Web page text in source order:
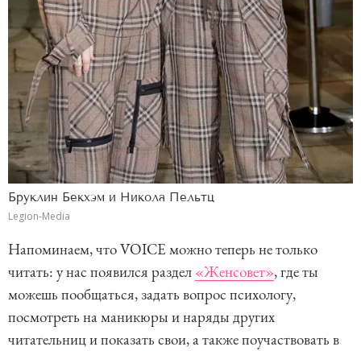
Бруклин Бекхэм и Никола Пельтц
Legion-Media
Напоминаем, что VOICE можно теперь не только
читать: у нас появился раздел «Женсовет», где ты
можешь пообщаться, задать вопрос психологу,
посмотреть на маникюры и наряды других
читательниц и показать свои, а также поучаствовать в